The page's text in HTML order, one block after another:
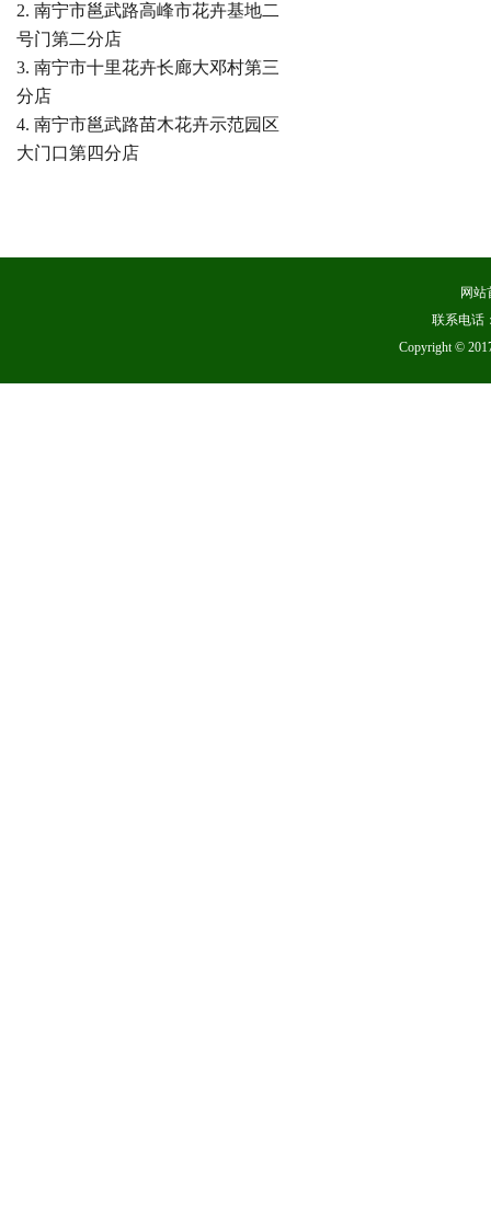
2. 南宁市邕武路高峰市花卉基地二
号门第二分店
3. 南宁市十里花卉长廊大邓村第三
分店
4. 南宁市邕武路苗木花卉示范园区
大门口第四分店
网站
联系电话
Copyright ©